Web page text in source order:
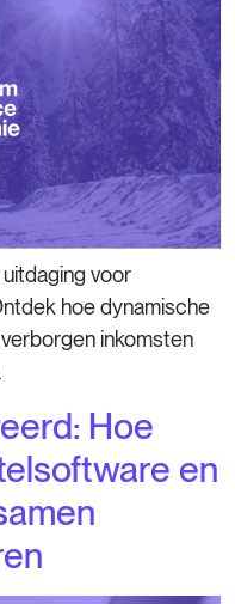
voor
hoe dynamische
inkomsten
Hoe
en